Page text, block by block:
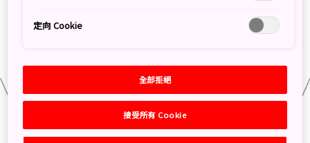
定向 Cookie
全部拒絕
接受所有 Cookie